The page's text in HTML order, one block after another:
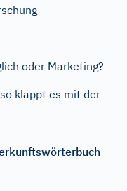
oder Marketing?
klappt es mit der